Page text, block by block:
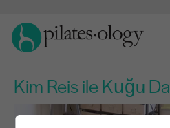
Kim Reis ile Kuğu